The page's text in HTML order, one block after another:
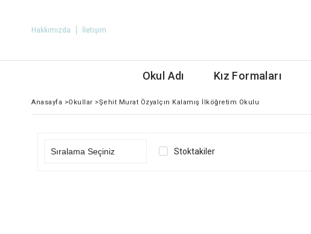
Hakkımızda İletişim
Okul Adı Kız Formaları
Anasayfa >Okullar >Şehit Murat Özyalçın Kalamış İlköğretim Okulu
Stoktakiler